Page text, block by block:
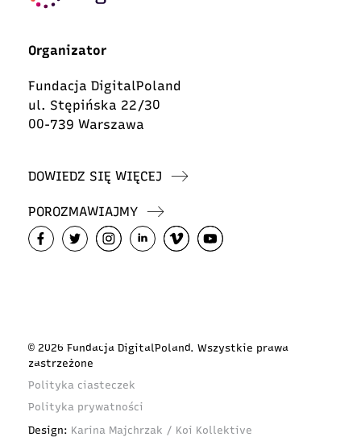
Organizator
Fundacja DigitalPoland
ul. Stępińska 22/30
00-739 Warszawa
DOWIEDZ SIĘ WIĘCEJ
POROZMAWIAJMY
© 2026 Fundacja DigitalPoland. Wszystkie prawa
zastrzeżone
Polityka ciasteczek
Polityka prywatności
Design: Karina Majchrzak / Koi Kollektive